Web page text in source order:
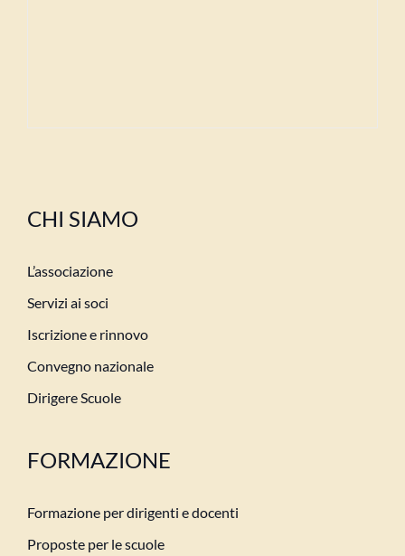
CHI SIAMO
L’associazione
Servizi ai soci
Iscrizione e rinnovo
Convegno nazionale
Dirigere Scuole
FORMAZIONE
Formazione per dirigenti e docenti
Proposte per le scuole